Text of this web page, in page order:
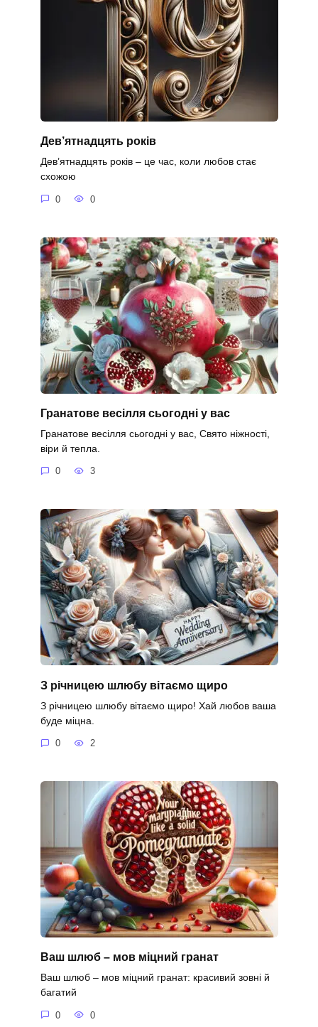
Дев’ятнадцять років
Дев’ятнадцять років – це час, коли любов стає
схожою
0 0
Гранатове весілля сьогодні у вас
Гранатове весілля сьогодні у вас, Свято ніжності,
віри й тепла.
0 3
З річницею шлюбу вітаємо щиро
З річницею шлюбу вітаємо щиро! Хай любов ваша
буде міцна.
0 2
Ваш шлюб – мов міцний гранат
Ваш шлюб – мов міцний гранат: красивий зовні й
багатий
0 0